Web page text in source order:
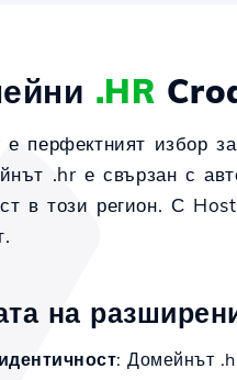
.HR
перфектният избор
.hr е свързан с
в този регион. С
на
: Домейнът